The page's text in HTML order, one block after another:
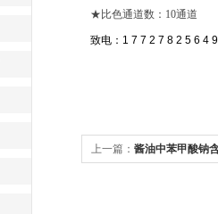
★比色通道数：10通道
致电：1 7 7 2 7 8 2 5 6 4 9
上一篇： 酱油中苯甲酸钠